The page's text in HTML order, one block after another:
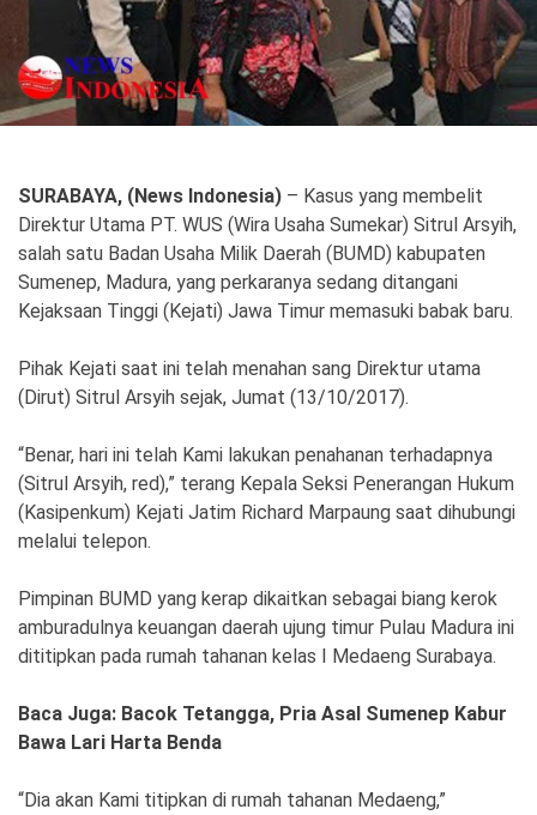
Kesehatan
Otomotif
Iptek
Teknologi
SosBud
Wisata
Ekonomi Olahraga
Indeks Birokrasi
SURABAYA, (News Indonesia) – Kasus yang membelit
Direktur Utama PT. WUS (Wira Usaha Sumekar) Sitrul Arsyih,
salah satu Badan Usaha Milik Daerah (BUMD) kabupaten
Sumenep, Madura, yang perkaranya sedang ditangani
Kejaksaan Tinggi (Kejati) Jawa Timur memasuki babak baru.
Pihak Kejati saat ini telah menahan sang Direktur utama
(Dirut) Sitrul Arsyih sejak, Jumat (13/10/2017).
“Benar, hari ini telah Kami lakukan penahanan terhadapnya
(Sitrul Arsyih, red),” terang Kepala Seksi Penerangan Hukum
(Kasipenkum) Kejati Jatim Richard Marpaung saat dihubungi
melalui telepon.
Pimpinan BUMD yang kerap dikaitkan sebagai biang kerok
amburadulnya keuangan daerah ujung timur Pulau Madura ini
dititipkan pada rumah tahanan kelas I Medaeng Surabaya.
Baca Juga: Bacok Tetangga, Pria Asal Sumenep Kabur
Bawa Lari Harta Benda
“Dia akan Kami titipkan di rumah tahanan Medaeng,”